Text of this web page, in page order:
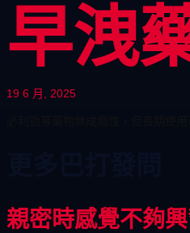
早洩
19 6 月, 2025
親密時感覺不夠